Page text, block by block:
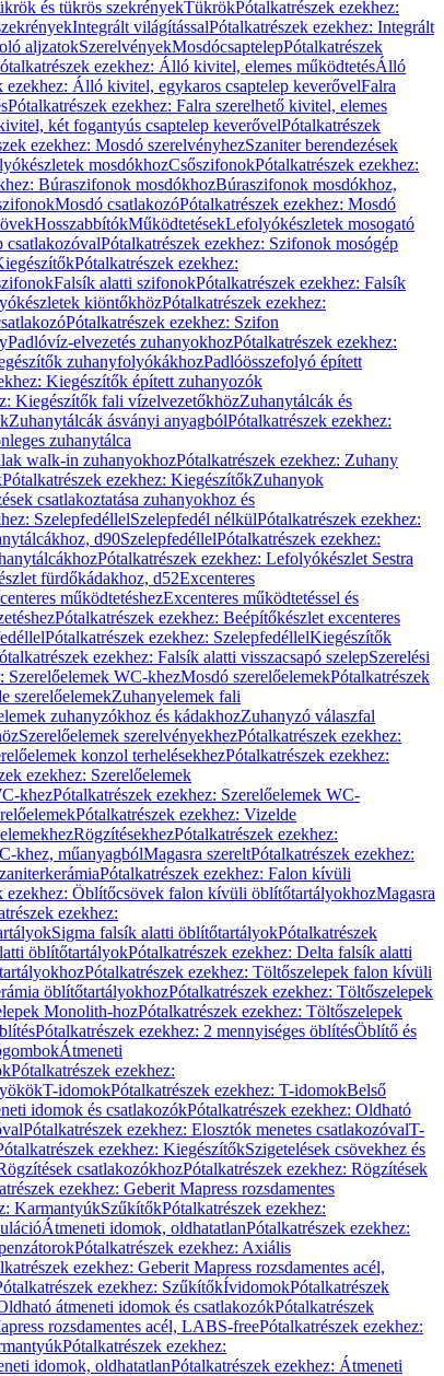
és tükrös szekrényekTükrökPótalkatrészek ezekhez:
Integrált világítássalPótalkatrészek ezekhez: Integrált
aljzatokSzerelvényekMosdócsaptelepPótalkatrészek
ezekhez: Álló kivitel, elemes működtetésÁlló
ezekhez: Álló kivitel, egykaros csaptelep keverővelFalra
Pótalkatrészek ezekhez: Falra szerelhető kivitel, elemes
két fogantyús csaptelep keverővelPótalkatrészek
ezekhez: Mosdó szerelvényhezSzaniter berendezések
mosdókhozCsőszifonokPótalkatrészek ezekhez:
Búraszifonok mosdókhozBúraszifonok mosdókhoz,
Mosdó csatlakozóPótalkatrészek ezekhez: Mosdó
HosszabbítókMűködtetésekLefolyókészletek mosogató
csatlakozóvalPótalkatrészek ezekhez: Szifonok mosógép
Pótalkatrészek ezekhez:
Falsík alatti szifonokPótalkatrészek ezekhez: Falsík
kiöntőkhözPótalkatrészek ezekhez:
Pótalkatrészek ezekhez: Szifon
Padlóvíz-elvezetés zuhanyokhozPótalkatrészek ezekhez:
zuhanyfolyókákhozPadlóösszefolyó épített
Kiegészítők épített zuhanyozók
Kiegészítők fali vízelvezetőkhözZuhanytálcák és
Zuhanytálcák ásványi anyagbólPótalkatrészek ezekhez:
zuhanytálca
walk-in zuhanyokhozPótalkatrészek ezekhez: Zuhany
Pótalkatrészek ezekhez: KiegészítőkZuhanyok
csatlakoztatása zuhanyokhoz és
SzelepfedéllelSzelepfedél nélkülPótalkatrészek ezekhez:
d90SzelepfedéllelPótalkatrészek ezekhez:
Pótalkatrészek ezekhez: Lefolyókészlet Sestra
fürdőkádakhoz, d52Excenteres
működtetéshezExcenteres működtetéssel és
Pótalkatrészek ezekhez: Beépítőkészlet excenteres
Pótalkatrészek ezekhez: SzelepfedéllelKiegészítők
ezekhez: Falsík alatti visszacsapó szelepSzerelési
Szerelőelemek WC-khezMosdó szerelőelemekPótalkatrészek
szerelőelemekZuhanyelemek fali
zuhanyzókhoz és kádakhozZuhanyzó válaszfal
Szerelőelemek szerelvényekhezPótalkatrészek ezekhez:
konzol terhelésekhezPótalkatrészek ezekhez:
ezekhez: Szerelőelemek
khezPótalkatrészek ezekhez: Szerelőelemek WC-
Pótalkatrészek ezekhez: Vizelde
RögzítésekhezPótalkatrészek ezekhez:
khez, műanyagbólMagasra szereltPótalkatrészek ezekhez:
Pótalkatrészek ezekhez: Falon kívüli
ezekhez: Öblítőcsövek falon kívüli öblítőtartályokhozMagasra
ezekhez:
Sigma falsík alatti öblítőtartályokPótalkatrészek
öblítőtartályokPótalkatrészek ezekhez: Delta falsík alatti
Pótalkatrészek ezekhez: Töltőszelepek falon kívüli
öblítőtartályokhozPótalkatrészek ezekhez: Töltőszelepek
Monolith-hozPótalkatrészek ezekhez: Töltőszelepek
Pótalkatrészek ezekhez: 2 mennyiséges öblítésÖblítő és
Átmeneti
Pótalkatrészek ezekhez:
T-idomokPótalkatrészek ezekhez: T-idomokBelső
idomok és csatlakozókPótalkatrészek ezekhez: Oldható
Pótalkatrészek ezekhez: Elosztók menetes csatlakozóvalT-
ezekhez: KiegészítőkSzigetelések csövekhez és
csatlakozókhozPótalkatrészek ezekhez: Rögzítések
ezekhez: Geberit Mapress rozsdamentes
KarmantyúkSzűkítőkPótalkatrészek ezekhez:
Átmeneti idomok, oldhatatlanPótalkatrészek ezekhez:
Pótalkatrészek ezekhez: Axiális
ezekhez: Geberit Mapress rozsdamentes acél,
ezekhez: SzűkítőkÍvidomokPótalkatrészek
átmeneti idomok és csatlakozókPótalkatrészek
rozsdamentes acél, LABS-freePótalkatrészek ezekhez:
Pótalkatrészek ezekhez:
idomok, oldhatatlanPótalkatrészek ezekhez: Átmeneti